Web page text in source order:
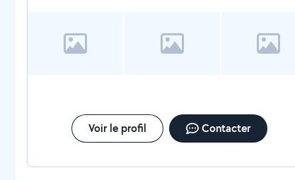
Voir le profil Contacter